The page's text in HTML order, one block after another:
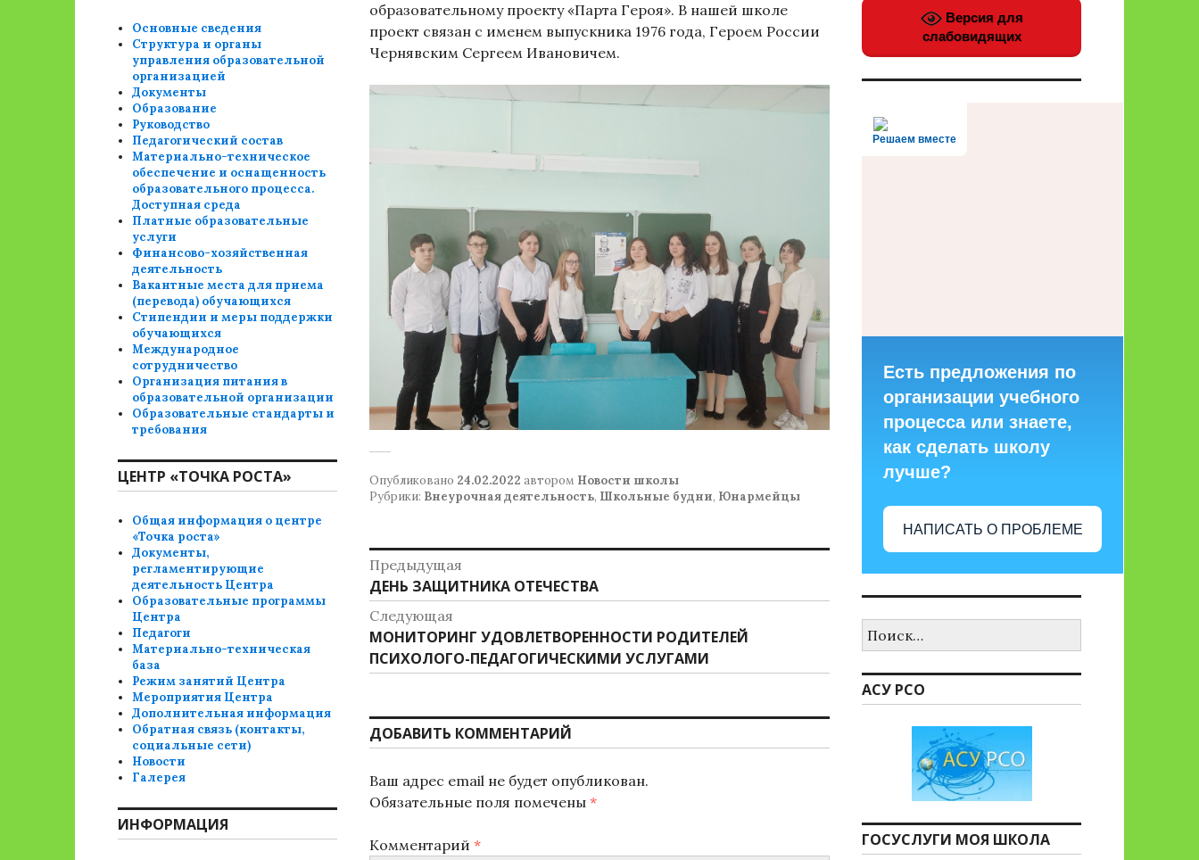
образовательному проекту «Парта Героя». В нашей школе
проект связан с именем выпускника 1976 года, Героем России
Чернявским Сергеем Ивановичем.
Опубликовано 24.02.2022 автором Новости школы
Рубрики: Внеурочная деятельность, Школьные будни, Юнармейцы
Навигация
по
записям
Предыдущая
Предыдущая
запись:
ДЕНЬ ЗАЩИТНИКА ОТЕЧЕСТВА
Следующая
Следующая
запись:
МОНИТОРИНГ УДОВЛЕТВОРЕННОСТИ РОДИТЕЛЕЙ
ПСИХОЛОГО-ПЕДАГОГИЧЕСКИМИ УСЛУГАМИ
ДОБАВИТЬ КОММЕНТАРИЙ
Ваш адрес email не будет опубликован.
Обязательные поля помечены *
Комментарий *
Основные сведения
Структура и органы
управления образовательной
организацией
Документы
Образование
Руководство
Педагогический состав
Материально-техническое
обеспечение и оснащенность
образовательного процесса.
Доступная среда
Платные образовательные
услуги
Финансово-хозяйственная
деятельность
Вакантные места для приема
(перевода) обучающихся
Стипендии и меры поддержки
обучающихся
Международное
сотрудничество
Организация питания в
образовательной организации
Образовательные стандарты и
требования
ЦЕНТР «ТОЧКА РОСТА»
Общая информация о центре
«Точка роста»
Документы,
регламентирующие
деятельность Центра
Образовательные программы
Центра
Педагоги
Материально-техническая
база
Режим занятий Центра
Мероприятия Центра
Дополнительная информация
Обратная связь (контакты,
социальные сети)
Новости
Галерея
ИНФОРМАЦИЯ
Версия для
слабовидящих
Решаем вместе
Есть предложения по
организации учебного
процесса или знаете,
как сделать школу
лучше?
НАПИСАТЬ О ПРОБЛЕМЕ
АСУ РСО
ГОСУСЛУГИ МОЯ ШКОЛА